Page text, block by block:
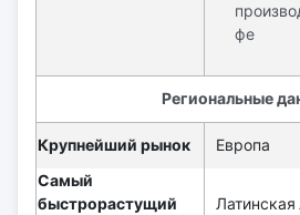
фе
Региональные
Крупнейший рынок
Европа
Самый
быстрорастущий